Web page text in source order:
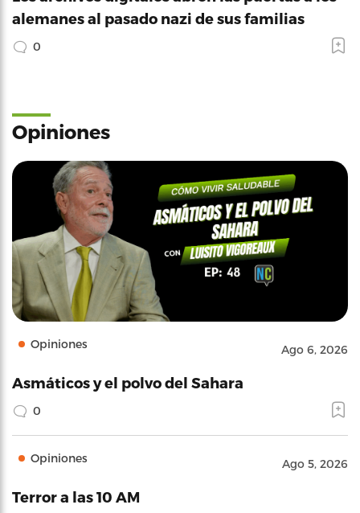
alemanes al pasado nazi de sus familias
0
Opiniones
Opiniones Ago 6, 2026
Asmáticos y el polvo del Sahara
0
Opiniones Ago 5, 2026
Terror a las 10 AM